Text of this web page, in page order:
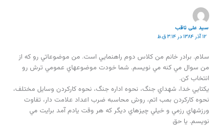
سید علی ثاقب
۱۲ آذر ۱۳۸۴ در ۳:۱۴ ق.ظ
سلام. برادر خانم من کلاس دوم راهنمايي است. من موضوعاتي رو که از
من سوال مي کنه مي نويسم. شما خودت موضوعهاي عمومي ترش رو
انتخاب کن.
يکتايي خدا، شهداي جنگ، نحوه اداره جنگ، نحوه کارکردن وسايل مختلف،
نحوه کارکردن بمب اتم، روش محاسبه ضرب اعداد علامت دار، تفاوت
ورزشهاي رزمي و خيلي چيزهاي ديگر که هر وقت يادم آمد برايت مي
نويسم. يا حق